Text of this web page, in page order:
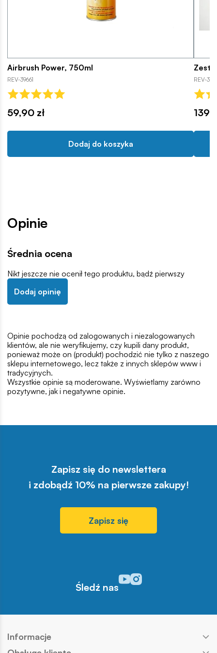
Airbrush Power, 750ml
REV-39661
59,90 zł
Dodaj do koszyka
REV-
Opinie
Średnia ocena
Nikt jeszcze nie ocenił tego produktu, bądź pierwszy
Dodaj opinię
Opinie pochodzą od zalogowanych i niezalogowanych
klientów, ale nie weryfikujemy, czy kupili dany produkt,
ponieważ może on (produkt) pochodzić nie tylko z naszego
sklepu internetowego, lecz także z innych sklepów www i
tradycyjnych.
Wszystkie opinie są moderowane. Wyświetlamy zarówno
pozytywne, jak i negatywne opinie.
Zapisz się do newslettera
i zdobądź 10% na pierwsze zakupy!
Zapisz się
Śledź nas
Odwiedź nasz profil w
Odwiedź nasz profil w
Informacje